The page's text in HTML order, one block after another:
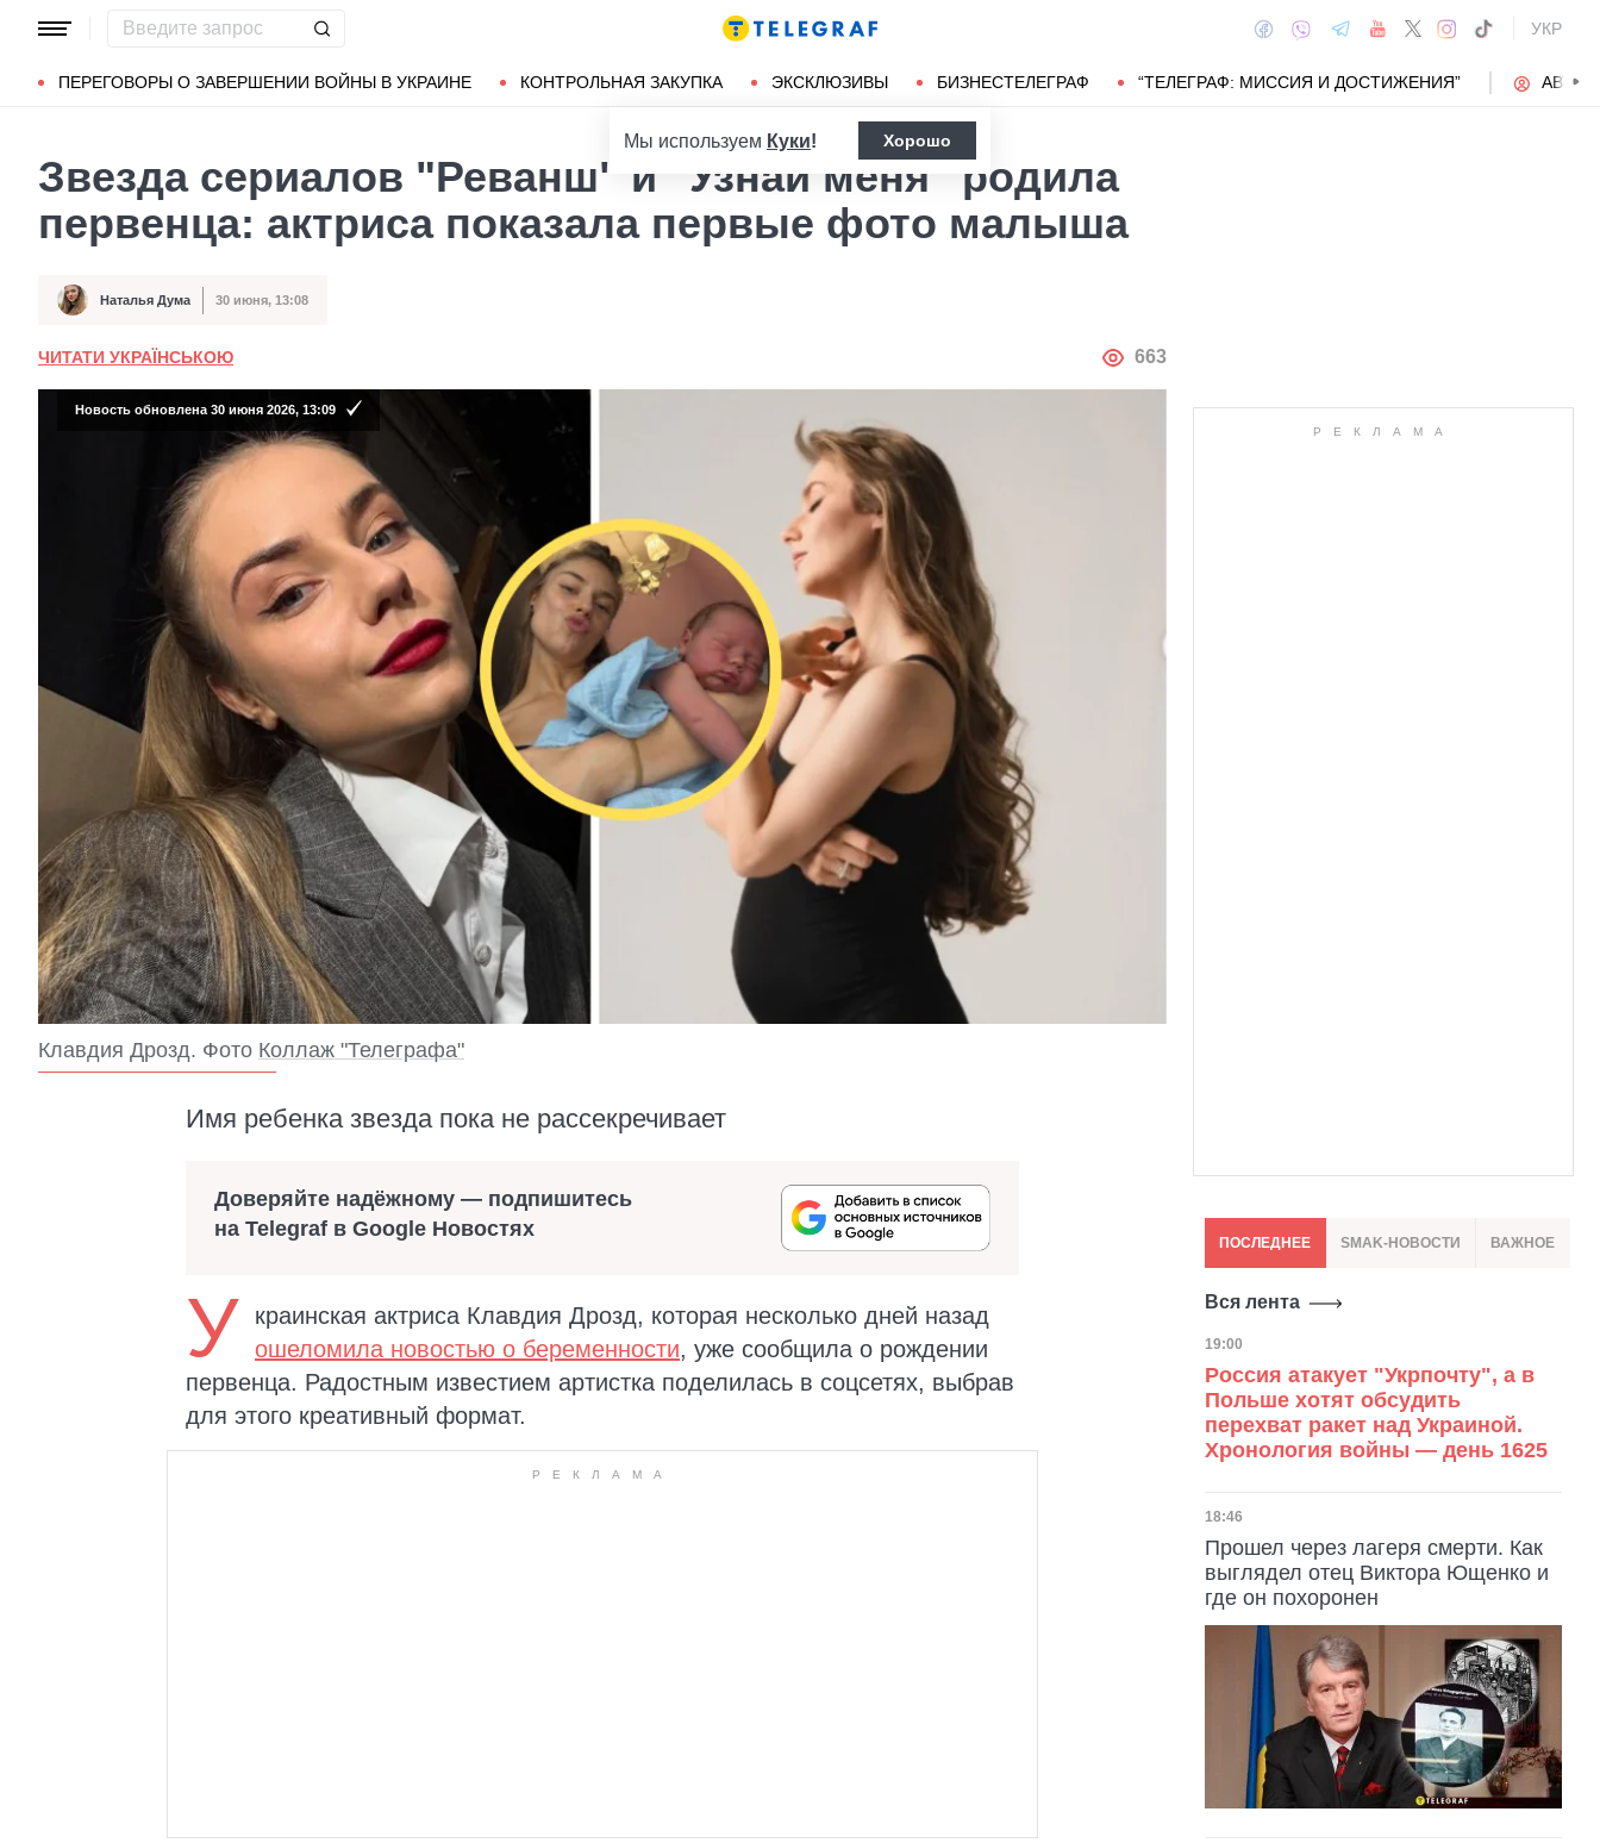
УКР
ПЕРЕГОВОРЫ О ЗАВЕРШЕНИИ ВОЙНЫ В УКРАИНЕ КОНТРОЛЬНАЯ ЗАКУПКА ЭКСКЛЮЗИВЫ БИЗНЕСТЕЛЕГРАФ “ТЕЛЕГРАФ: МИССИЯ И ДОСТИЖЕНИЯ”
Популярные запросы Мариуполь
Мы используем Куки! Хорошо
Звезда сериалов "Реванш" и "Узнай меня" родила
первенца: актриса показала первые фото малыша
Автор Наталья Дума
Дата публикации 30 июня, 13:08
ЧИТАТИ УКРАЇНСЬКОЮ АВТОР
663
Новость обновлена 30 июня 2026, 13:09
Клавдия Дрозд. Фото Коллаж "Телеграфа"
Имя ребенка звезда пока не рассекречивает
Доверяйте надёжному — подпишитесь
на Telegraf в Google Новостях
У
краинская актриса Клавдия Дрозд, которая несколько дней назад
ошеломила новостью о беременности, уже сообщила о рождении
первенца. Радостным известием артистка поделилась в соцсетях, выбрав
для этого креативный формат.
ПОСЛЕДНЕЕ SMAK-НОВОСТИ ВАЖНОЕ
Вся лента
Дата публикации
19:00
Россия атакует "Укрпочту", а в
Польше хотят обсудить
перехват ракет над Украиной.
Хронология войны — день 1625
Дата публикации
18:46
Прошел через лагеря смерти. Как
выглядел отец Виктора Ющенко и
где он похоронен